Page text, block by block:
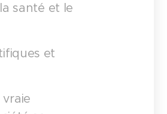
santé et le
et